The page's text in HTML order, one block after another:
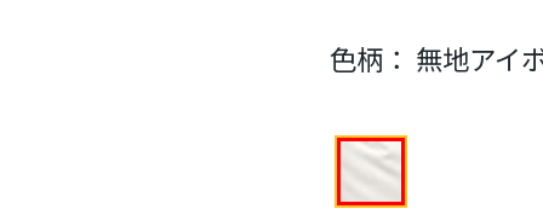
色柄： 無地アイ